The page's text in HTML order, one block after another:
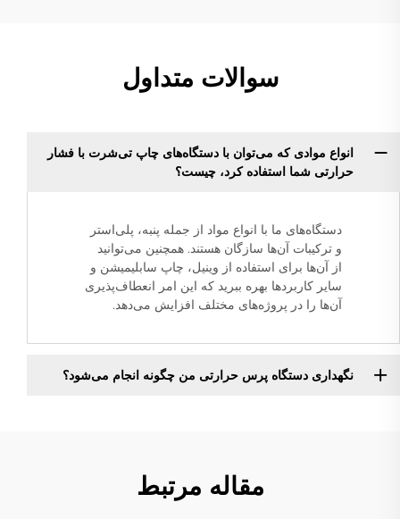
سوالات متداول
انواع موادی که می‌توان با دستگاه‌های چاپ تی‌شرت با فشار
حرارتی شما استفاده کرد، چیست؟
دستگاه‌های ما با انواع مواد از جمله پنبه، پلی‌استر
و ترکیبات آن‌ها سازگان هستند. همچنین می‌توانید
از آن‌ها برای استفاده از وینیل، چاپ سابلیمیشن و
سایر کاربردها بهره ببرید که این امر انعطاف‌پذیری
آن‌ها را در پروژه‌های مختلف افزایش می‌دهد.
نگهداری دستگاه پرس حرارتی من چگونه انجام می‌شود؟
مقاله مرتبط